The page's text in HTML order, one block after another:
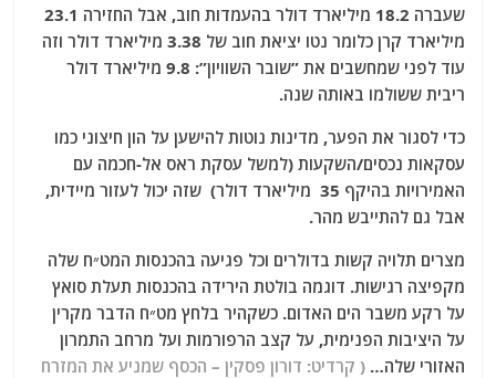
מיליארד קרן כלומר נטו יציאת חוב של 3.38 מיליארד דולר וזה
עוד לפני שמחשבים את ”שובר השוויון”: 9.8 מיליארד דולר
ריבית ששולמו באותה שנה.
כדי לסגור את הפער, מדינות נוטות להישען על הון חיצוני כמו
עסקאות נכסים/השקעות (למשל עסקת ראס אל-חכמה עם
האמירויות בהיקף 35 מיליארד דולר) שזה יכול לעזור מיידית,
אבל גם להתייבש מהר.
מצרים תלויה קשות בדולרים וכל פגיעה בהכנסות המט״ח שלה
מקפיצה רגישות. דוגמה בולטת הירידה בהכנסות תעלת סואץ
על רקע משבר הים האדום. כשקהיר בלחץ מט״ח הדבר מקרין
על היציבות הפנימית, על קצב הרפורמות ועל מרחב התמרון
האזורי שלה…( קרדיט: דורון פסקין – הכסף שמניע את המזרח